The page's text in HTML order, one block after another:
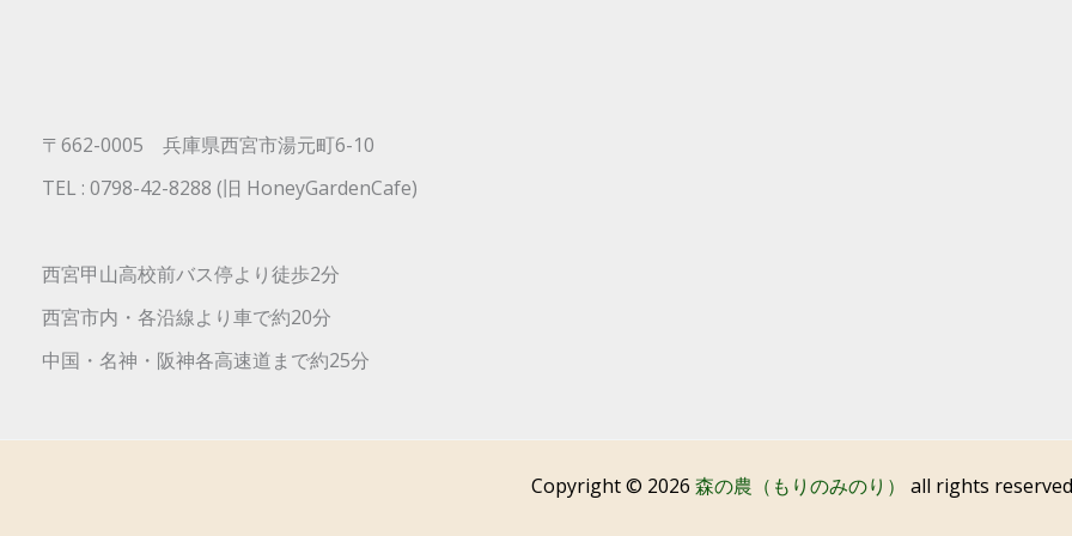
〒662-0005 兵庫県西宮市湯元町6-10
TEL : 0798-42-8288 (旧 HoneyGardenCafe)
西宮甲山高校前バス停より徒歩2分
西宮市内・各沿線より車で約20分
中国・名神・阪神各高速道まで約25分
Copyright © 2026 森の農（もりのみのり） all rights